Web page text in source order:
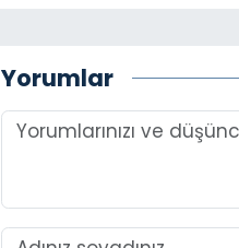
Yorumlar